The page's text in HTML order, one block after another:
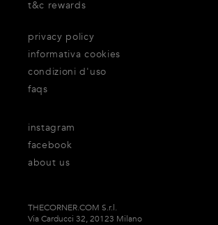
t&c rewards
privacy policy
informativa cookies
condizioni d'uso
faqs
about us
instagram
facebook
THECORNER.COM S.r.l.
Via Carducci 32, 20123 Milano